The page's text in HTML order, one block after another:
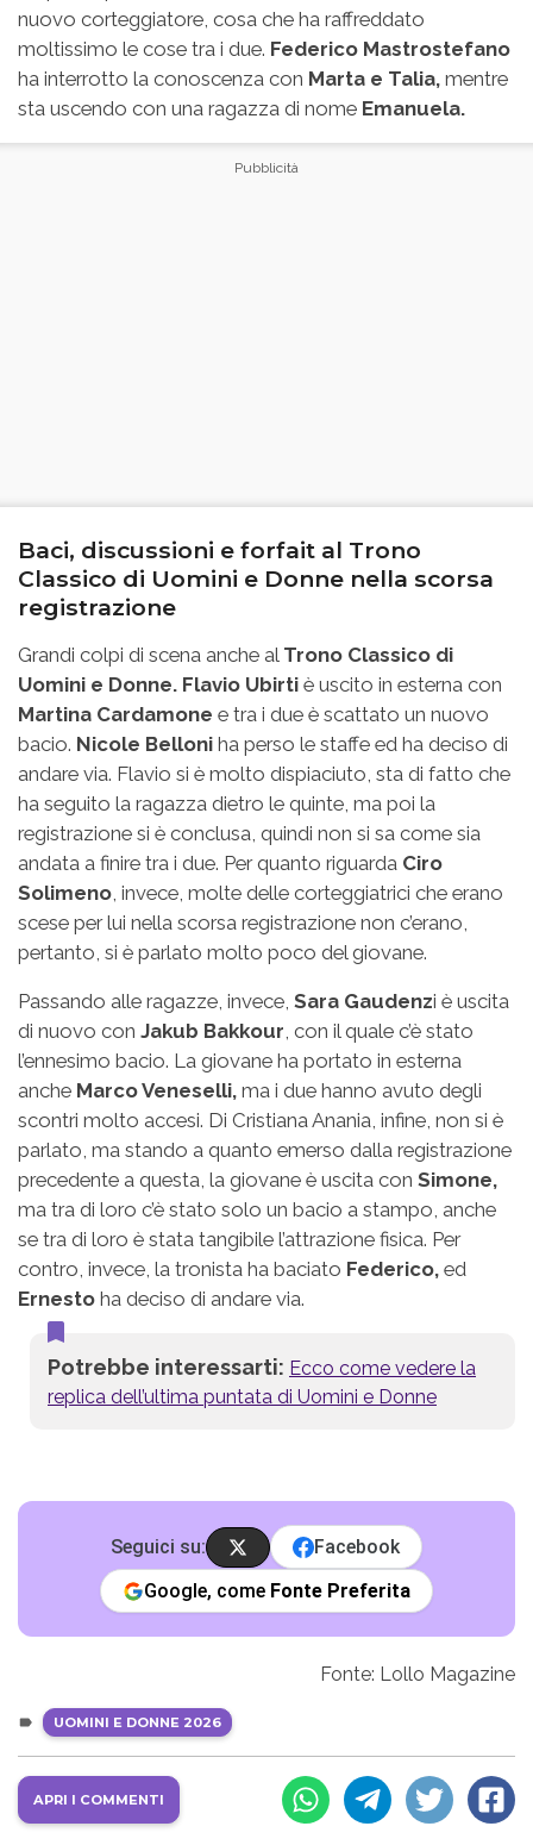
nuovo corteggiatore, cosa che ha raffreddato
moltissimo le cose tra i due. Federico Mastrostefano
ha interrotto la conoscenza con Marta e Talia, mentre
sta uscendo con una ragazza di nome Emanuela.
Baci, discussioni e forfait al Trono
Classico di Uomini e Donne nella scorsa
registrazione
Grandi colpi di scena anche al Trono Classico di
Uomini e Donne. Flavio Ubirti è uscito in esterna con
Martina Cardamone e tra i due è scattato un nuovo
bacio. Nicole Belloni ha perso le staffe ed ha deciso di
andare via. Flavio si è molto dispiaciuto, sta di fatto che
ha seguito la ragazza dietro le quinte, ma poi la
registrazione si è conclusa, quindi non si sa come sia
andata a finire tra i due. Per quanto riguarda Ciro
Solimeno, invece, molte delle corteggiatrici che erano
scese per lui nella scorsa registrazione non c’erano,
pertanto, si è parlato molto poco del giovane.
Passando alle ragazze, invece, Sara Gaudenzi è uscita
di nuovo con Jakub Bakkour, con il quale c’è stato
l’ennesimo bacio. La giovane ha portato in esterna
anche Marco Veneselli, ma i due hanno avuto degli
scontri molto accesi. Di Cristiana Anania, infine, non si è
parlato, ma stando a quanto emerso dalla registrazione
precedente a questa, la giovane è uscita con Simone,
ma tra di loro c’è stato solo un bacio a stampo, anche
se tra di loro è stata tangibile l’attrazione fisica. Per
contro, invece, la tronista ha baciato Federico, ed
Ernesto ha deciso di andare via.
Potrebbe interessarti: Ecco come vedere la
replica dell’ultima puntata di Uomini e Donne
Seguici su:
Facebook
Google, come Fonte Preferita
Fonte: Lollo Magazine
UOMINI E DONNE 2026
APRI I COMMENTI